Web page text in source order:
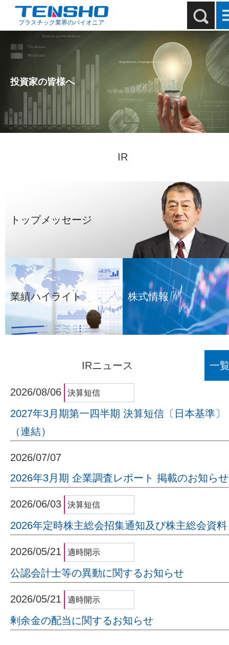
プラスチック業界のパイオニア
投資家の皆様へ
IR
トップメッセージ
業績ハイライト 株式情報
IRニュース 一
2026/08/06
2027年3月期第一四半期 決算短信〔日本基準〕
（連結）
2026/07/07
2026年3月期 企業調査レポート 掲載のお知らせ
2026/06/03
2026年定時株主総会招集通知及び株主総会資料
2026/05/21
公認会計士等の異動に関するお知らせ
2026/05/21
剰余金の配当に関するお知らせ